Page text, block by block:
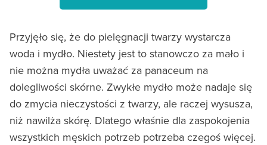
Przyjęło się, że do pielęgnacji twarzy wystarcza
woda i mydło. Niestety jest to stanowczo za mało i
nie można mydła uważać za panaceum na
dolegliwości skórne. Zwykłe mydło może nadaje się
do zmycia nieczystości z twarzy, ale raczej wysusza,
niż nawilża skórę. Dlatego właśnie dla zaspokojenia
wszystkich męskich potrzeb potrzeba czegoś więcej.